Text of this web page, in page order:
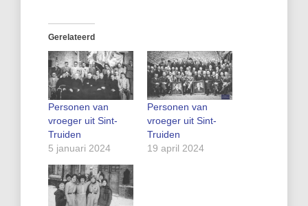
Gerelateerd
Personen van
vroeger uit Sint-
Truiden
5 januari 2024
Personen van
vroeger uit Sint-
Truiden
19 april 2024